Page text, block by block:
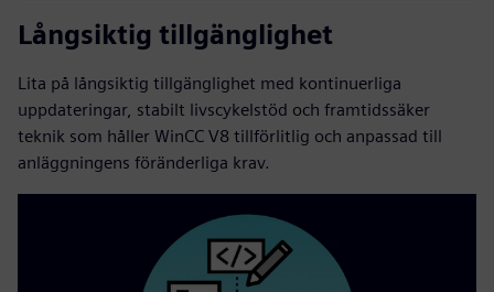
Långsiktig tillgänglighet
Lita på långsiktig tillgänglighet med kontinuerliga
uppdateringar, stabilt livscykelstöd och framtidssäker
teknik som håller WinCC V8 tillförlitlig och anpassad till
anläggningens föränderliga krav.